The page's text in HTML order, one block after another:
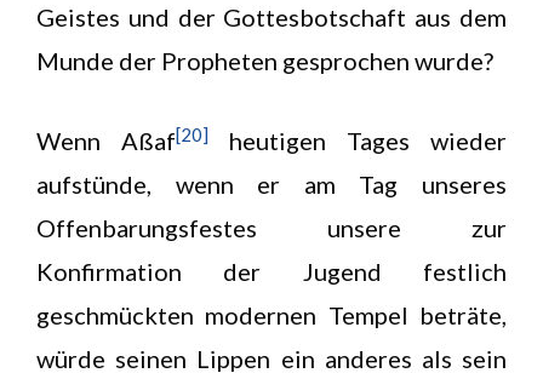
Geistes und der Gottesbotschaft aus dem
Munde der Propheten gesprochen wurde?
Wenn Aßaf[20]
heutigen Tages wieder
aufstünde, wenn er am Tag unseres
Offenbarungsfestes unsere zur
Konfirmation der Jugend festlich
geschmückten modernen Tempel beträte,
würde seinen Lippen ein anderes als sein